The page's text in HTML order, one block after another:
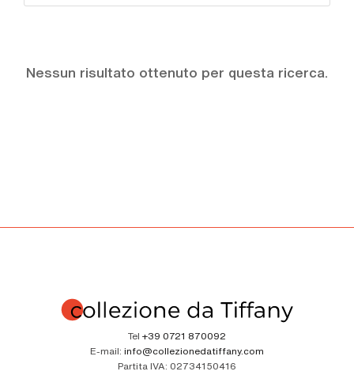
Nessun risultato ottenuto per questa ricerca.
Tel +39 0721 870092
E-mail: info@collezionedatiffany.com
Partita IVA: 02734150416